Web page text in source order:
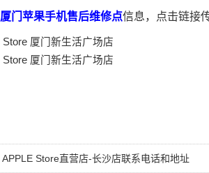
厦门苹果手机售后维修点信息，点击链接
APPLE Store直营店-长沙店联系电话和地址